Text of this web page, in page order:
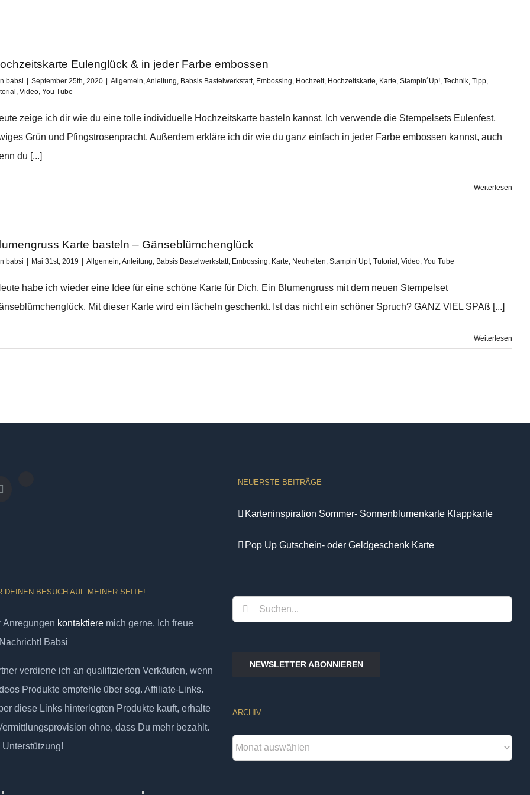
Eulenglück & in jeder Farbe embossen
babsi September 25th, 2020 Allgemein,Anleitung, Babsis Bastelwerkstatt, Embossing, Hochzeit, Hochzeitskarte, Karte, Stampin´Up!, Technik, Tipp,
, Video, You Tube
zeige ich dir wie du eine tolle individuelle Hochzeitskarte basteln kannst. Ich verwende die Stempelsets Eulenfest,
Grün und Pfingstrosenpracht. Außerdem erkläre ich dir wie du ganz einfach in jeder Farbe embossen kannst, auch
du [...]
Weiterlesen
Karte basteln – Gänseblümchenglück
babsi Mai 31st, 2019 Allgemein,Anleitung, Babsis Bastelwerkstatt, Embossing, Karte, Neuheiten, Stampin´Up!, Tutorial , Video, You Tube
habe ich wieder eine Idee für eine schöne Karte für Dich. Ein Blumengruss mit dem neuen Stempelset
Mit dieser Karte wird ein lächeln geschenkt. Ist das nicht ein schöner Spruch? GANZ VIEL SPAß [...]
Weiterlesen
DEINEN BESUCH AUF MEINER SEITE!
Anregungen kontaktiere mich gerne. Ich freue
Babsi
verdiene ich an qualifizierten Verkäufen, wenn
Produkte empfehle über sog. Affiliate-Links.
diese Links hinterlegten Produkte kauft, erhalte
ohne, dass Du mehr bezahlt.
NEUERSTE BEITRÄGE
Karteninspiration Sommer- Sonnenblumenkarte Klappkarte
Pop Up Gutschein- oder Geldgeschenk Karte
Suche
nach:
NEWSLETTER ABONNIEREN
ARCHIV
Archiv